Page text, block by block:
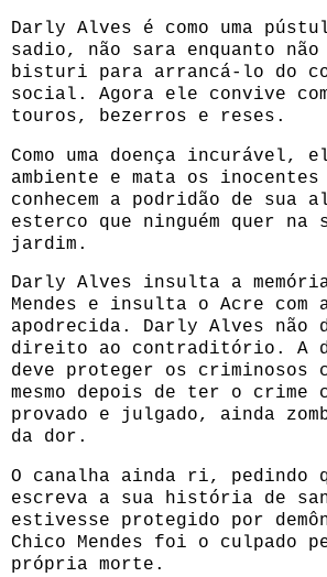
Darly Alves é como uma
sadio, não sara enquanto
bisturi para arrancá-lo do
social. Agora ele convive
touros, bezerros e reses.
Como uma doença incurável,
ambiente e mata os inocentes
conhecem a podridão de sua
esterco que ninguém quer na
jardim.
Darly Alves insulta a
Mendes e insulta o Acre com
apodrecida. Darly Alves não
direito ao contraditório. A
deve proteger os criminosos
mesmo depois de ter o crime
provado e julgado, ainda
da dor.
O canalha ainda ri, pedindo
escreva a sua história de
estivesse protegido por
Chico Mendes foi o culpado
própria morte.